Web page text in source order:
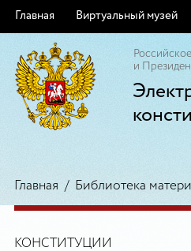
Главная Виртуальный музей
и
Главная / Библиотека
КОНСТИТУЦИИ